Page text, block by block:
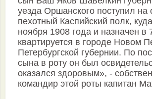
уезда Оршанского поступил на
пехотный Каспийский полк,
ноября 1908 года и назначен в
квартируется в городе Новом
Петербургской губернии. По
сына в роту он был
оказался здоровым», -
командир этой роты капитан